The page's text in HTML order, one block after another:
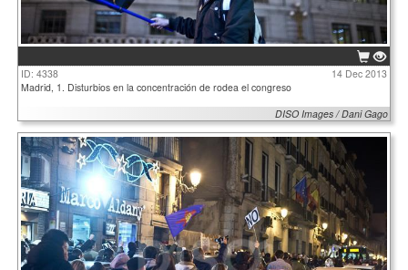
ID: 4338
14 Dec 2013
Madrid, 1. Disturbios en la concentración de rodea el congreso
DISO Images / Dani Gago